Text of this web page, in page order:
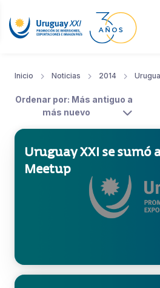
Inicio Noticias 2014
Ordenar por: Más antiguo a
más nuevo
Uruguay XXI se sumó
Meetup